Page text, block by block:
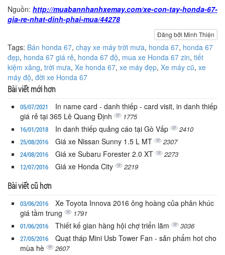
Nguồn: http://muabannhanhxemay.com/xe-con-tay-honda-67-
gia-re-nhat-dinh-phai-mua/44278
Đăng bởi Minh Thiện
Tags: Bán honda 67, chạy xe máy trời mưa, honda 67, honda 67
đẹp, honda 67 giá rẻ, honda 67 độ, mua xe Honda 67 zin, tiết
kiệm xăng, trời mưa, Xe honda 67, xe máy đẹp, Xe máy cũ, xe
máy độ, đời xe Honda 67
Bài viết mới hơn
05/07/2021
In name card - danh thiếp - card visit, in danh thiếp
giá rẻ tại 365 Lê Quang Định
1775
16/01/2018 In danh thiếp quảng cáo tại Gò Vấp 2410
25/08/2016 Giá xe Nissan Sunny 1.5 L MT 2307
24/08/2016 Giá xe Subaru Forester 2.0 XT 2273
12/07/2016 Giá xe Honda City 2219
Bài viết cũ hơn
03/06/2016
Xe Toyota Innova 2016 ông hoàng của phân khúc
giá tầm trung
1791
01/06/2016 Thiết kế gian hàng hội chợ triển lãm 3036
27/05/2016
Quạt tháp Mini Usb Tower Fan - sản phẩm hot cho
mùa hè
2607